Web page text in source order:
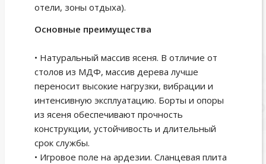
отели, зоны отдыха).
Основные преимущества
• Натуральный массив ясеня. В отличие от
столов из МДФ, массив дерева лучше
переносит высокие нагрузки, вибрации и
интенсивную эксплуатацию. Борты и опоры
из ясеня обеспечивают прочность
конструкции, устойчивость и длительный
срок службы.
• Игровое поле на ардезии. Сланцевая плита